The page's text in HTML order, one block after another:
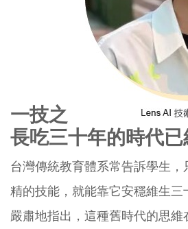
一技之
長吃三十年的時代
台灣傳統教育體系常告訴學生
精的技能，就能靠它安穩維生
嚴肅地指出，這種舊時代的思